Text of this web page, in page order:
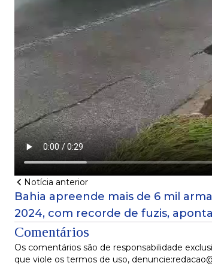
Notícia anterior
Bahia apreende mais de 6 mil
2024, com recorde de fuzis, aponta
Comentários
Os comentários são de responsabilidade
que viole os termos de uso,